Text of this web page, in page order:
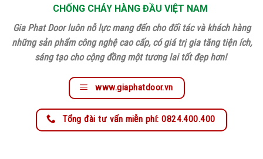
CHỐNG CHÁY HÀNG ĐẦU VIỆT NAM
Gia Phat Door luôn nỗ lực mang đến cho đối tác và khách hàng
những sản phẩm công nghệ cao cấp, có giá trị gia tăng tiện ích,
sáng tạo cho cộng đồng một tương lai tốt đẹp hơn!
www.giaphatdoor.vn
Tổng đài tư vấn miễn phí: 0824.400.400